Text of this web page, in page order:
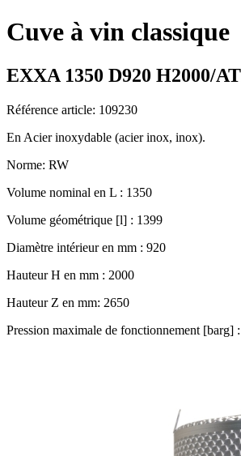
Cuve à vin classique
EXXA 1350 D920 H2000/
Référence article: 109230
En Acier inoxydable (acier inox, inox).
Norme: RW
Volume nominal en L : 1350
Volume géométrique [l] : 1399
Diamètre intérieur en mm : 920
Hauteur H en mm : 2000
Hauteur Z en mm: 2650
Pression maximale de fonctionnement [barg]